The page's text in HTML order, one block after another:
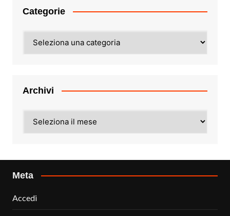
Categorie
Archivi
Meta
Accedi